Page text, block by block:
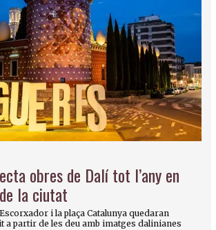
obres de Dalí tot l’any en
la ciutat
i la plaça Catalunya quedaran
a partir de les deu amb imatges dalinianes